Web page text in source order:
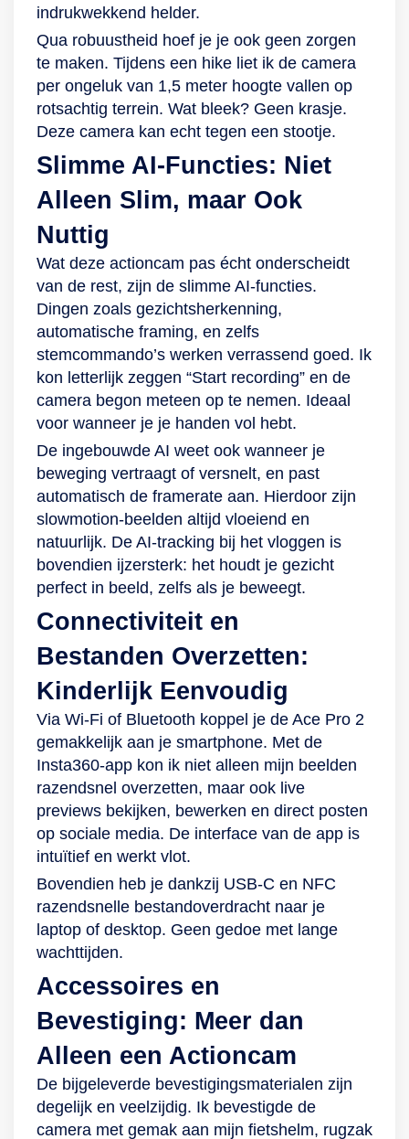
je direct aan de slag
gaat, heeft hij een
intern geheugen van
128 GB.
indrukwekkend helder.
Qua robuustheid hoef je je ook geen zorgen
te maken. Tijdens een hike liet ik de camera
per ongeluk van 1,5 meter hoogte vallen op
rotsachtig terrein. Wat bleek? Geen krasje.
Deze camera kan echt tegen een stootje.
Slimme AI-Functies: Niet
Alleen Slim, maar Ook
Nuttig
Wat deze actioncam pas écht onderscheidt
van de rest, zijn de slimme AI-functies.
Dingen zoals gezichtsherkenning,
automatische framing, en zelfs
stemcommando’s werken verrassend goed. Ik
kon letterlijk zeggen “Start recording” en de
camera begon meteen op te nemen. Ideaal
voor wanneer je je handen vol hebt.
De ingebouwde AI weet ook wanneer je
beweging vertraagt of versnelt, en past
automatisch de framerate aan. Hierdoor zijn
slowmotion-beelden altijd vloeiend en
natuurlijk. De AI-tracking bij het vloggen is
bovendien ijzersterk: het houdt je gezicht
perfect in beeld, zelfs als je beweegt.
Connectiviteit en
Bestanden Overzetten:
Kinderlijk Eenvoudig
Via Wi-Fi of Bluetooth koppel je de Ace Pro 2
gemakkelijk aan je smartphone. Met de
Insta360-app kon ik niet alleen mijn beelden
razendsnel overzetten, maar ook live
previews bekijken, bewerken en direct posten
op sociale media. De interface van de app is
intuïtief en werkt vlot.
Bovendien heb je dankzij USB-C en NFC
razendsnelle bestandoverdracht naar je
laptop of desktop. Geen gedoe met lange
wachttijden.
Accessoires en
Bevestiging: Meer dan
Alleen een Actioncam
De bijgeleverde bevestigingsmaterialen zijn
degelijk en veelzijdig. Ik bevestigde de
camera met gemak aan mijn fietshelm, rugzak